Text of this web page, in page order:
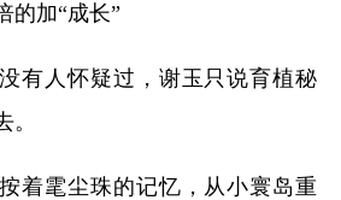
的加“成长”
有人怀疑过，谢玉只说育植秘
着雮尘珠的记忆，从小寰岛重